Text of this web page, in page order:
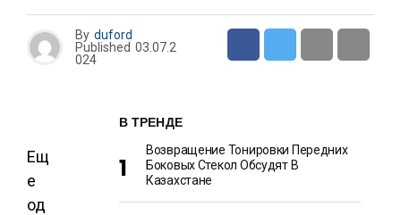
By duford
Published 03.07.2
024
Ещ
е
од
В ТРЕНДЕ
Возвращение Тонировки Передних
Боковых Стекол Обсудят В
Казахстане